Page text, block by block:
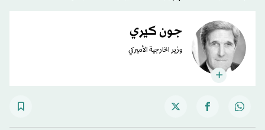
جون كيري
وزير الخارجية الأميركي